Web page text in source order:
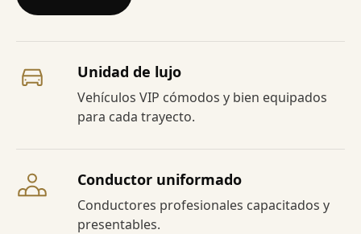
Unidad de lujo
Vehículos VIP cómodos y bien equipados
para cada trayecto.
Conductor uniformado
Conductores profesionales capacitados y
presentables.